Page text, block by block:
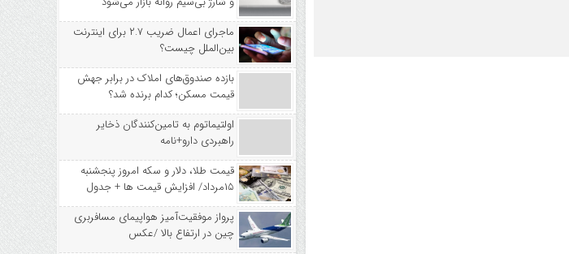
ماجرای اعمال ضریب ۲.۷ برای اینترنت
بین‌الملل چیست؟
بازده صندوق‌های املاک در برابر جهش
قیمت مسکن؛ کدام برنده شد؟
اولتیماتوم به تامین‌کنندگان ذخایر
راهبردی دارو+نامه
قیمت طلا، دلار و سکه امروز پنجشنبه
۱۵مرداد/ افزایش قیمت ها + جدول
پرواز موفقیت‌آمیز هواپیمای مسافربری
چین در ارتفاع بالا /عکس